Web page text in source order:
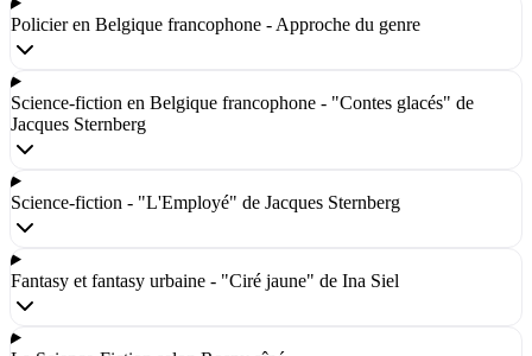
Policier en Belgique francophone - Approche du genre
Science-fiction en Belgique francophone - "Contes glacés" de
Jacques Sternberg
Science-fiction - "L'Employé" de Jacques Sternberg
Fantasy et fantasy urbaine - "Ciré jaune" de Ina Siel